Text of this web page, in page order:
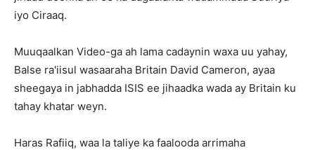
iyo Ciraaq.
Muuqaalkan Video-ga ah lama cadaynin waxa uu yahay,
Balse ra'iisul wasaaraha Britain David Cameron, ayaa
sheegaya in jabhadda ISIS ee jihaadka wada ay Britain ku
tahay khatar weyn.
Haras Rafiiq, waa la taliye ka faalooda arrimaha